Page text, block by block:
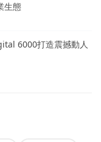
生態
6000打造震撼動人